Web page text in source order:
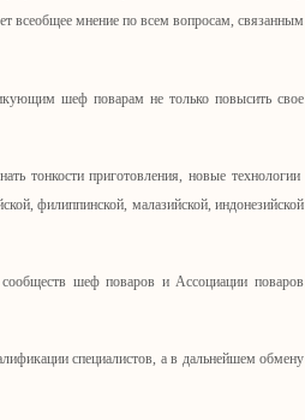
всеобщее мнение по всем вопросам, связанным
шеф поварам не только повысить свое
тонкости приготовления, новые технологии
филиппинской, малазийской, индонезийской
шеф поваров и Ассоциации поваров
специалистов, а в дальнейшем обмену